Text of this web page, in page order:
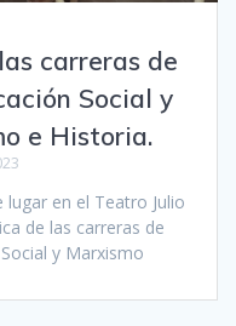
carreras de
Social y
e Historia.
en el Teatro Julio
de las carreras de
y Marxismo